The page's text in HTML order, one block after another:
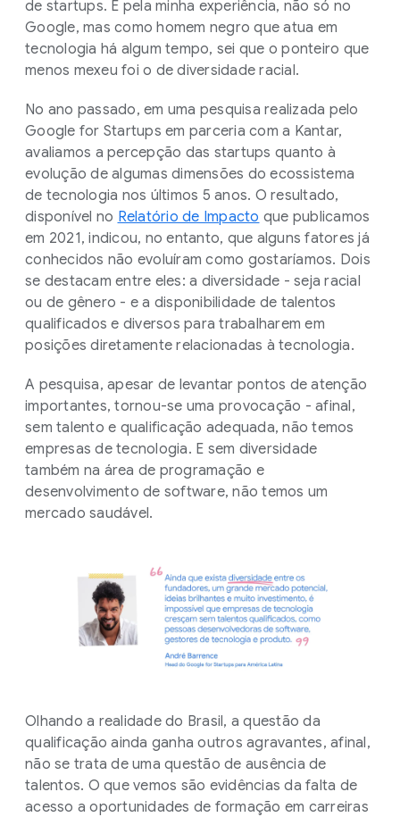
de startups. E pela minha experiência, não só no
Google, mas como homem negro que atua em
tecnologia há algum tempo, sei que o ponteiro que
menos mexeu foi o de diversidade racial.
No ano passado, em uma pesquisa realizada pelo
Google for Startups em parceria com a Kantar,
avaliamos a percepção das startups quanto à
evolução de algumas dimensões do ecossistema
de tecnologia nos últimos 5 anos. O resultado,
disponível no Relatório de Impacto que publicamos
em 2021, indicou, no entanto, que alguns fatores já
conhecidos não evoluíram como gostaríamos. Dois
se destacam entre eles: a diversidade - seja racial
ou de gênero - e a disponibilidade de talentos
qualificados e diversos para trabalharem em
posições diretamente relacionadas à tecnologia.
A pesquisa, apesar de levantar pontos de atenção
importantes, tornou-se uma provocação - afinal,
sem talento e qualificação adequada, não temos
empresas de tecnologia. E sem diversidade
também na área de programação e
desenvolvimento de software, não temos um
mercado saudável.
Olhando a realidade do Brasil, a questão da
qualificação ainda ganha outros agravantes, afinal,
não se trata de uma questão de ausência de
talentos. O que vemos são evidências da falta de
acesso a oportunidades de formação em carreiras